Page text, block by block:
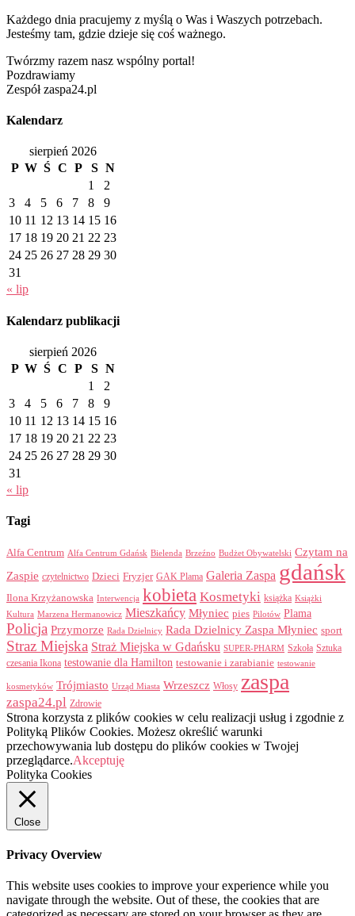
Każdego dnia pracujemy z myślą o Was i Waszych potrzebach.
Jesteśmy tam, gdzie dzieje się coś ważnego.
Twórzmy razem nasz wspólny portal!
Pozdrawiamy
Zespół zaspa24.pl
Kalendarz
sierpień 2026
P W Ś C P S N
1
2
3
4 5 6 7 8
9
10 11 12 13 14 15 16
17 18 19 20 21 22 23
24 25 26 27 28 29 30
31
« lip
Kalendarz publikacji
sierpień 2026
P W Ś C P S N
1
2
3
4 5 6 7 8
9
10 11 12 13 14 15 16
17 18 19 20 21 22 23
24 25 26 27 28 29 30
31
« lip
Tagi
Alfa Centrum Alfa Centrum Gdańsk Bielenda Brzeźno Budżet Obywatelski Czytam na
Zaspie czytelnictwo Dzieci Fryzjer GAK Plama Galeria Zaspa gdańsk
Ilona Krzyżanowska Interwencja kobieta Kosmetyki książka Książki
Kultura Marzena Hermanowicz Mieszkańcy Młyniec pies Pilotów Plama
Policja Przymorze Rada Dzielnicy Rada Dzielnicy Zaspa Młyniec sport
Straz Miejska Straż Miejska w Gdańsku SUPER-PHARM Szkoła Sztuka
czesania Ikona testowanie dla Hamilton testowanie i zarabianie testowanie
kosmetyków Trójmiasto Urząd Miasta Wrzeszcz Włosy zaspa
zaspa24.pl Zdrowie
Strona korzysta z plików cookies w celu realizacji usług i zgodnie z
Polityką Plików Cookies. Możesz określić warunki
przechowywania lub dostępu do plików cookies w Twojej
przeglądarce.Akceptuję
Polityka Cookies
Close
Privacy Overview
This website uses cookies to improve your experience while you
navigate through the website. Out of these, the cookies that are